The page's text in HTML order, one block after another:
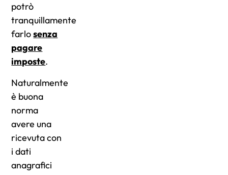
potrò
tranquillamente
farlosenza
pagare
imposte.
Naturalmente
è buona
norma
avere una
ricevuta con
i dati
anagrafici